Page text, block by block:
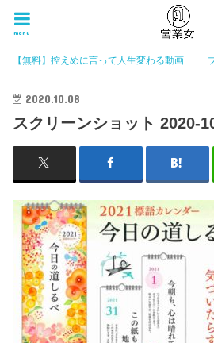
menu
【無料】控えめに言って人生変わる動画
2020.10.08
スクリーンショット 2020-